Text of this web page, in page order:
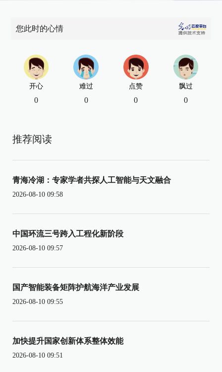
您此时的心情
开心
0
难过
0
点赞
0
飘过
0
推荐阅读
青海冷湖：专家学者共探人工智能与天文融合
2026-08-10 09:58
中国环流三号跨入工程化新阶段
2026-08-10 09:57
国产智能装备矩阵护航海洋产业发展
2026-08-10 09:55
加快提升国家创新体系整体效能
2026-08-10 09:51